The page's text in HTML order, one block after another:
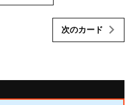
次のカード